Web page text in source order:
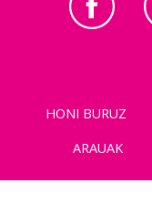
HONI BURUZ
ARAUAK